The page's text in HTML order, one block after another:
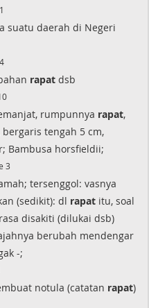
suatu daerah di Negeri
rapat dsb
rumpunnya rapat,
tengah 5 cm,
Bambusa horsfieldii;
3
tersenggol: vasnya
(sedikit): dl rapat itu, soal
disakiti (dilukai dsb)
berubah mendengar
-;
notula (catatan rapat)